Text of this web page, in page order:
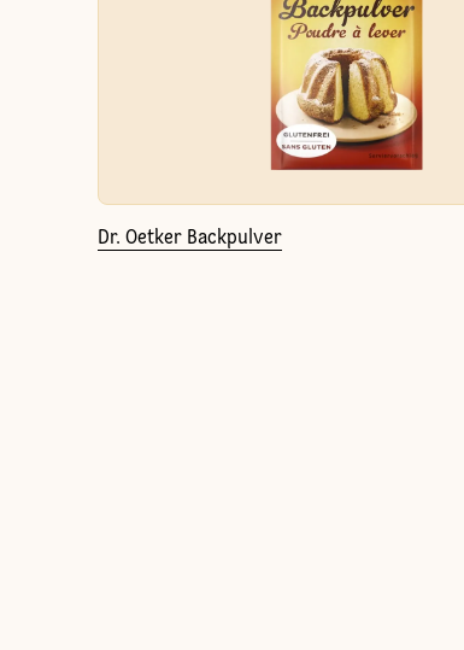
Dr. Oetker Backpulver